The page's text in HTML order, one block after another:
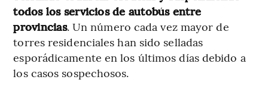
todos los servicios de autobús entre
provincias. Un número cada vez mayor de
torres residenciales han sido selladas
esporádicamente en los últimos días debido a
los casos sospechosos.